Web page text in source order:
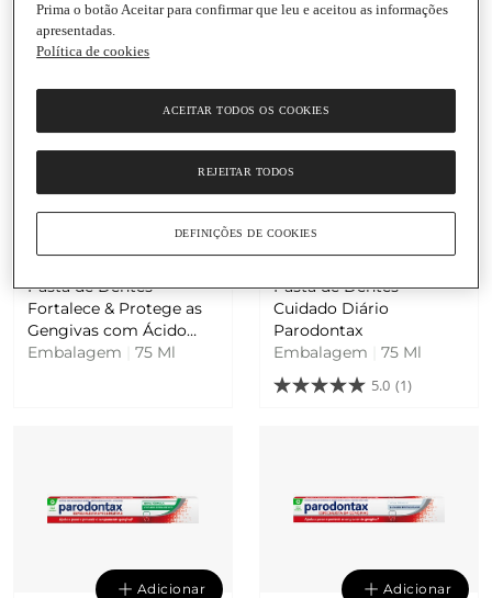
Pasta de Dentes
Fortalece & Protege as
Gengivas com Ácido
Hialurónico Parodontax
Embalagem 75 Ml
6,15 €
Pasta de Dentes
Cuidado Diário
Parodontax
Embalagem
75 Ml
5.0 (1)
Adicionar Adicionar
Prima o botão Aceitar para confirmar que leu e aceitou as informações
apresentadas.
Política de cookies
REJEITAR TODOS
ACEITAR TODOS OS COOKIES
DEFINIÇÕES DE COOKIES